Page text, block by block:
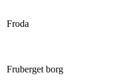
Froda
Fruberget borg